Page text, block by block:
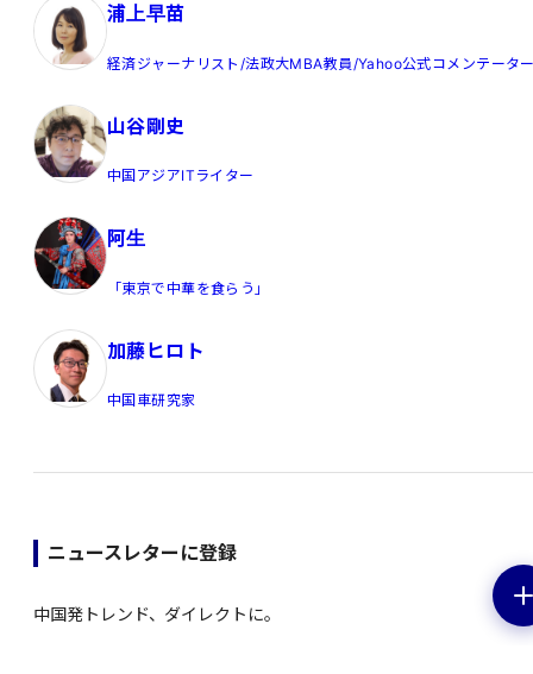
浦上早苗
経済ジャーナリスト/法政大MBA教員/Yahoo公式コメンテータ
山谷剛史
中国アジアITライター
阿生
「東京で中華を食らう」
加藤ヒロト
中国車研究家
ニュースレターに登録
中国発トレンド、ダイレクトに。